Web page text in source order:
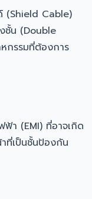
(Shield Cable)
ชั้น (Double
กรรมที่ต้องการ
า (EMI) ที่อาจเกิด
ที่เป็นชั้นป้องกัน